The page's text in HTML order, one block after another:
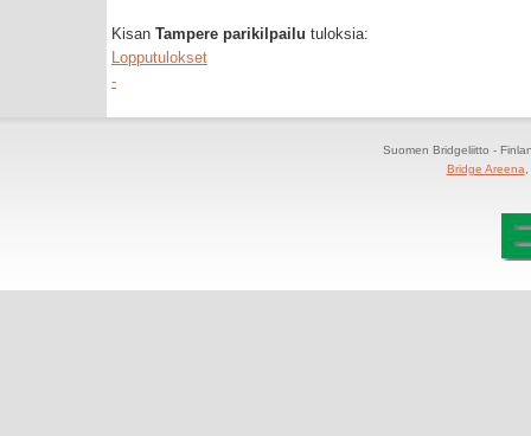
Kisan Tampere parikilpailu tuloksia:
Lopputulokset
-
Suomen Bridgeliitto -
Bridge Areena